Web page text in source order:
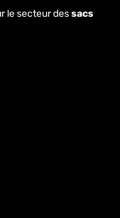
le secteur dessacs